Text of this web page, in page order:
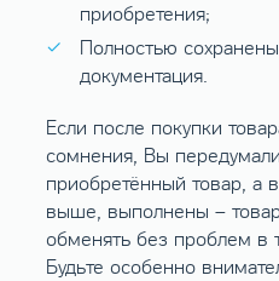
приобретения;
Полностью
документация.
Если после покупки
сомнения, Вы
приобретённый товар, а
выше, выполнены –
обменять без проблем в
Будьте особенно